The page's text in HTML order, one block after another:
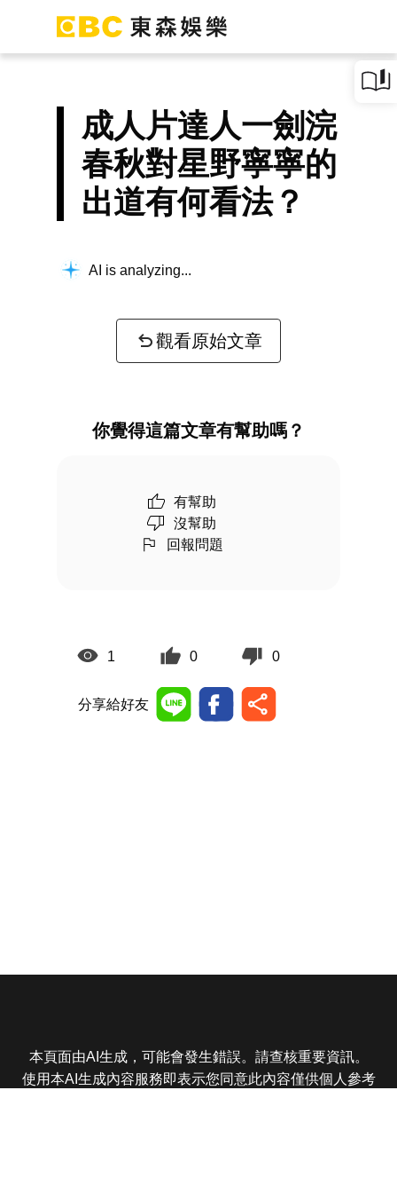
成人片達人一劍浣
春秋對星野寧寧的
出道有何看法？
AI is analyzing...
觀看原始文章
你覺得這篇文章有幫助嗎？
有幫助
沒幫助
回報問題
1 0 0
分享給好友
本頁面由AI生成，可能會發生錯誤。請查核重要資訊。
使用本AI生成內容服務即表示您同意此內容僅供個人參考